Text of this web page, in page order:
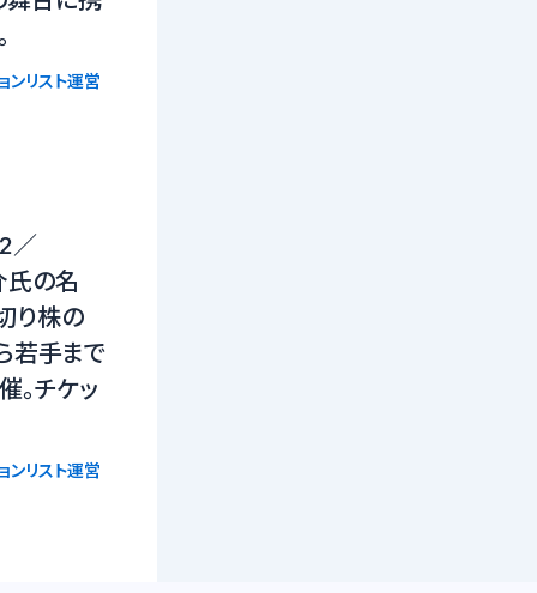
ンリスト運営
／
の名
り株の
若手まで
。チケッ
ンリスト運営